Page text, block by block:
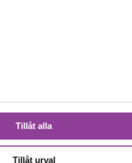
Tillåt alla
Tillåt urval